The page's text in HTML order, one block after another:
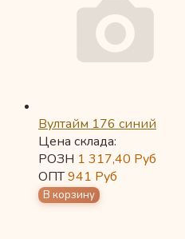
Вултайм 176 синий
Цена склада:
РОЗН 1 317,40 Руб
ОПТ941 Руб